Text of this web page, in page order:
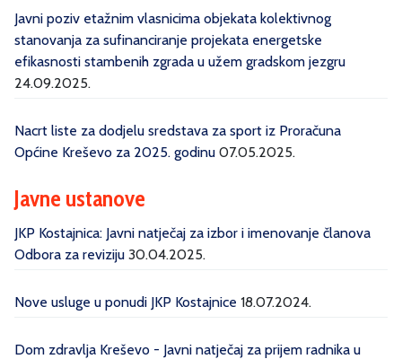
Javni poziv etažnim vlasnicima objekata kolektivnog
stanovanja za sufinanciranje projekata energetske
efikasnosti stambenih zgrada u užem gradskom jezgru
24.09.2025.
Nacrt liste za dodjelu sredstava za sport iz Proračuna
Općine Kreševo za 2025. godinu 07.05.2025.
Javne ustanove
JKP Kostajnica: Javni natječaj za izbor i imenovanje članova
Odbora za reviziju 30.04.2025.
Nove usluge u ponudi JKP Kostajnice 18.07.2024.
Dom zdravlja Kreševo - Javni natječaj za prijem radnika u